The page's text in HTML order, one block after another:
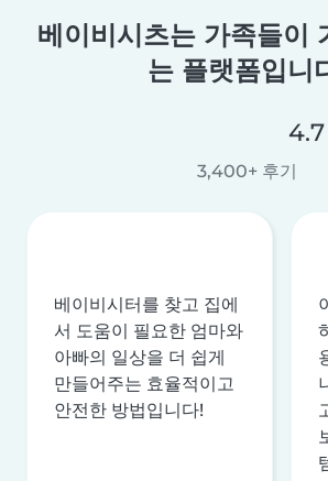
베이비시츠는 가족들이
는 플랫폼입니
3,400+ 후기
베이비시터를 찾고 집에
서 도움이 필요한 엄마와
아빠의 일상을 더 쉽게
만들어주는 효율적이고
안전한 방법입니다!